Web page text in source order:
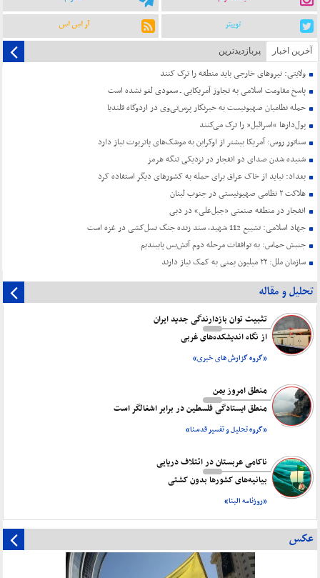
توییتر آر اس اس
آخرین اخبار پربازدیدترین
ولایتی: نیروهای خارجی باید منطقه را ترک کنند
پاسخ مقاومت اسلامی به تجاوز آمریکایی ـ سعودی لغو نشده است
حمله نظامیان صهیونیست به خبرنگار پرس‌تی‌وی در اردوگاه قلندیا
پول‌دارها “اسرائیل” را ترک می‌کنند
سناتور روس: آمریکا بیشتر از اوکراین به موشک‌های پاتریوت نیاز دارد
شنیده شدن صدای دو انفجار در نزدیکی تنگه هرمز
بغداد: نباید از خاک عراق برای حمله به کشورهای دیگر استفاده کرد
هلاکت ۲ نظامی صهیونیستی در جنوب لبنان
انفجار در منطقه صنعتی «جبل‌علی» در دبی
جهاد اسلامی: تشییع 112 شهید، سند زنده جنگ نسل‌کشی در غزه است
جنبش حماس: به توافقات مرحله دوم آتش‌بس پایبندیم
سازمان ملل: ۲۲ میلیون یمنی به کمک نیاز دارند
تحلیل و مقاله
تثبیت توان بازدارندگی جدید ایران
از نگاه اندیشکده‌های غربی
«گروه گزارش های خبری»
منطق امروز یمن
منطق ایستادگی فلسطین در برابر اشغالگر است
«گروه تحلیل و تفسیر قدسنا»
ناکامی عربستان در ائتلاف دریایی
بیانیه‌های کشورها بدون کشتی
«روزنامه البنا»
عکس